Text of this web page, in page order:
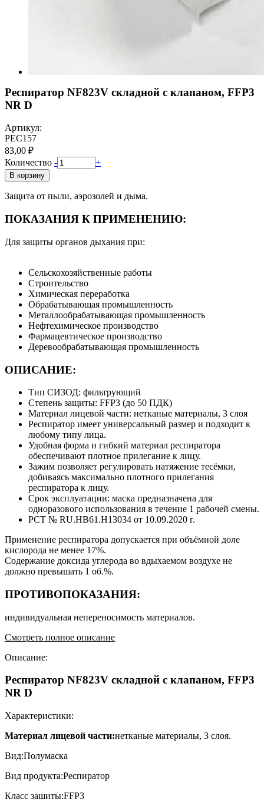
Респиратор NF823V складной с клапаном, FFP3
NR D
Артикул:
РЕС157
83,00 ₽
Количество - +
В корзину
Защита от пыли, аэрозолей и дыма.
ПОКАЗАНИЯ К ПРИМЕНЕНИЮ:
Для защиты органов дыхания при:
Сельскохозяйственные работы
Строительство
Химическая переработка
Обрабатывающая промышленность
Металлообрабатывающая промышленность
Нефтехимическое производство
Фармацевтическое производство
Деревообрабатывающая промышленность
ОПИСАНИЕ:
Тип СИЗОД: фильтрующий
Степень защиты: FFP3 (до 50 ПДК)
Материал лицевой части: нетканые материалы, 3 слоя
Респиратор имеет универсальный размер и подходит к
любому типу лица.
Удобная форма и гибкий материал респиратора
обеспечивают плотное прилегание к лицу.
Зажим позволяет регулировать натяжение тесёмки,
добиваясь максимально плотного прилегания
респиратора к лицу.
Срок эксплуатации: маска предназначена для
одноразового использования в течение 1 рабочей смены.
РСТ № RU.HB61.H13034 от 10.09.2020 г.
Применение респиратора допускается при объёмной доле
кислорода не менее 17%.
Содержание доксида углерода во вдыхаемом воздухе не
должно превышать 1 об.%.
ПРОТИВОПОКАЗАНИЯ:
индивидуальная непереносимость материалов.
Смотреть полное описание
Описание:
Респиратор NF823V складной с клапаном, FFP3
NR D
Характеристики:
Материал лицевой части:нетканые материалы, 3 слоя.
Вид:Полумаска
Вид продукта:Респиратор
Класс защиты:FFP3